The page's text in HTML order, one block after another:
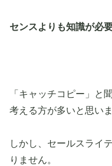
センスよりも知識が必
「キャッチコピー」と
考える方が多いと思いま
しかし、セールスライ
りません。